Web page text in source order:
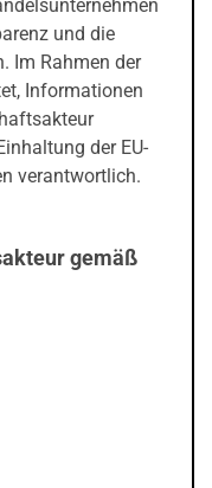
und die
Im Rahmen der
Informationen
der EU-
verantwortlich.
gemäß